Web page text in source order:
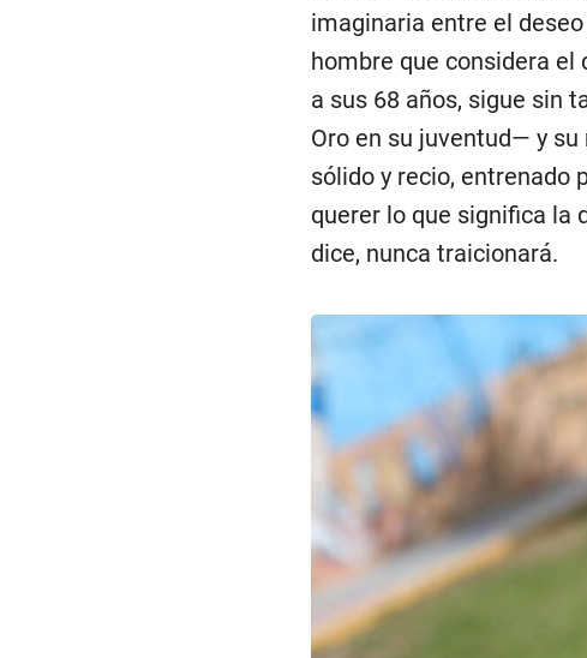
imaginaria entre el
hombre que considera el
a sus 68 años, sigue sin
Oro en su juventud— y
sólido y recio, entrenado
querer lo que significa la
dice, nunca traicionará.